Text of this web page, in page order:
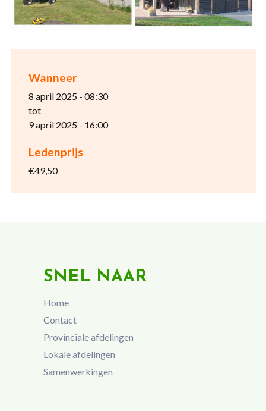
Wanneer
8 april 2025 - 08:30
tot
9 april 2025 - 16:00
Ledenprijs
€49,50
SNEL NAAR
Home
Contact
Provinciale afdelingen
Lokale afdelingen
Samenwerkingen